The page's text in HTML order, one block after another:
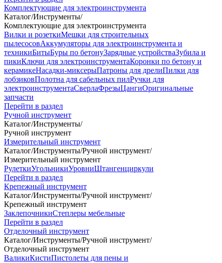
Комплектующие для электроинструмента
Каталог/Инструменты/
Комплектующие для электроинструмента
Вилки и розеткиМешки для строительных
пылесосовАккумуляторы для электроинструмента и
техникиБитыБуры по бетонуЗарядные устройстваЗубила и
пикиКлючи для электроинструментаКоронки по бетону и
керамикеНасадки-миксерыПатроны для дрелиПилки для
лобзиковПолотна для сабельных пилРучки для
электроинструментаСверлаФрезыЦангиОригинальные
запчасти
Перейти в раздел
Ручной инструмент
Каталог/Инструменты/
Ручной инструмент
Измерительный инструмент
Каталог/Инструменты/Ручной инструмент/
Измерительный инструмент
РулеткиУгольникиУровниШтангенциркули
Перейти в раздел
Крепежный инструмент
Каталог/Инструменты/Ручной инструмент/
Крепежный инструмент
ЗаклепочникиСтеплеры мебельные
Перейти в раздел
Отделочный инструмент
Каталог/Инструменты/Ручной инструмент/
Отделочный инструмент
ВаликиКистиПистолеты для пены и